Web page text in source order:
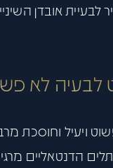
אובדן
לבעיה לא
ויעיל וחוסכת
הדנטאליים